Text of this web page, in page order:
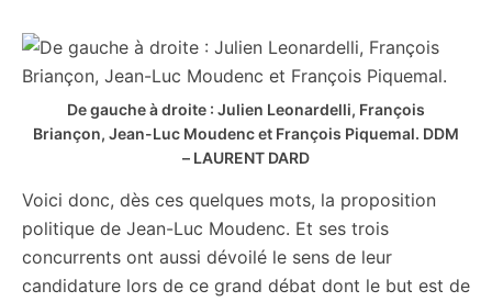
De gauche à droite : Julien Leonardelli, François
Briançon, Jean-Luc Moudenc et François Piquemal. DDM
– LAURENT DARD
Voici donc, dès ces quelques mots, la proposition
politique de Jean-Luc Moudenc. Et ses trois
concurrents ont aussi dévoilé le sens de leur
candidature lors de ce grand débat dont le but est de